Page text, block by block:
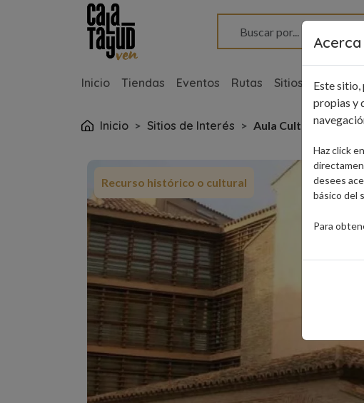
Pasar al contenido principal
Inicio Tiendas Eventos Rutas Sitios de interés
Ruta de navegación
Inicio Sitios de Interés Aula Cultural San
Recurso histórico o cultural
Este
propias y
Haz click
desees
básico del
Para